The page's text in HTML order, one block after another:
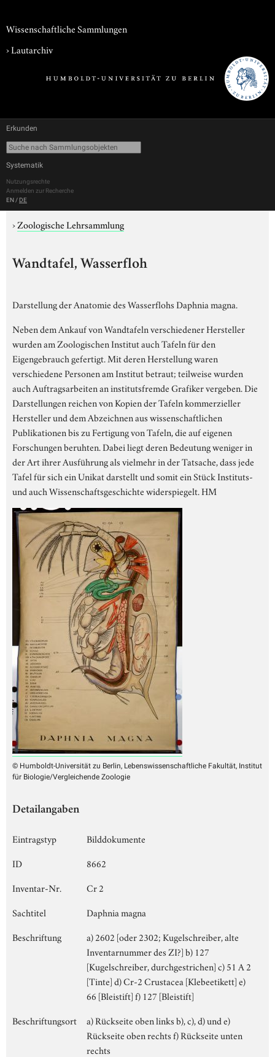
Wissenschaftliche Sammlungen
›Lautarchiv
Erkunden
Systematik
Nutzungsrechte
Anmelden zur Recherche
EN / DE
›Zoologische Lehrsammlung
Wandtafel, Wasserfloh
Darstellung der Anatomie des Wasserflohs Daphnia magna.
Neben dem Ankauf von Wandtafeln verschiedener Hersteller
wurden am Zoologischen Institut auch Tafeln für den
Eigengebrauch gefertigt. Mit deren Herstellung waren
verschiedene Personen am Institut betraut; teilweise wurden
auch Auftragsarbeiten an institutsfremde Grafiker vergeben. Die
Darstellungen reichen von Kopien der Tafeln kommerzieller
Hersteller und dem Abzeichnen aus wissenschaftlichen
Publikationen bis zu Fertigung von Tafeln, die auf eigenen
Forschungen beruhten. Dabei liegt deren Bedeutung weniger in
der Art ihrer Ausführung als vielmehr in der Tatsache, dass jede
Tafel für sich ein Unikat darstellt und somit ein Stück Instituts-
und auch Wissenschaftsgeschichte widerspiegelt. HM
© Humboldt-Universität zu Berlin, Lebenswissenschaftliche Fakultät, Institut
für Biologie/Vergleichende Zoologie
Detailangaben
Eintragstyp
Bilddokumente
ID
8662
Inventar-Nr.
Cr 2
Sachtitel
Daphnia magna
Beschriftung
a) 2602 [oder 2302; Kugelschreiber, alte
Inventarnummer des ZI?] b) 127
[Kugelschreiber, durchgestrichen] c) 51 A 2
[Tinte] d) Cr-2 Crustacea [Klebeetikett] e)
66 [Bleistift] f) 127 [Bleistift]
Beschriftungsort
a) Rückseite oben links b), c), d) und e)
Rückseite oben rechts f) Rückseite unten
rechts